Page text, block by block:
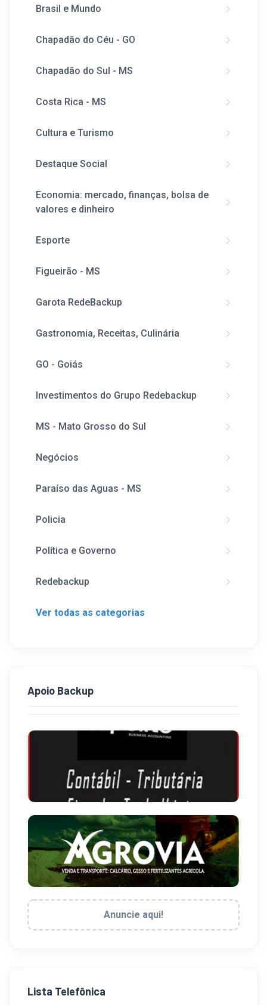
Brasil e Mundo
Chapadão do Céu - GO
Chapadão do Sul - MS
Costa Rica - MS
Cultura e Turismo
Destaque Social
Economia: mercado, finanças, bolsa de
valores e dinheiro
Esporte
Figueirão - MS
Garota RedeBackup
Gastronomia, Receitas, Culinária
GO - Goiás
Investimentos do Grupo Redebackup
MS - Mato Grosso do Sul
Negócios
Paraíso das Aguas - MS
Policia
Política e Governo
Redebackup
Ver todas as categorias
Apoio Backup
Anuncie aqui!
Lista Telefônica